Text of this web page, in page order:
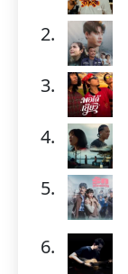
2.
3.
4.
5.
6.